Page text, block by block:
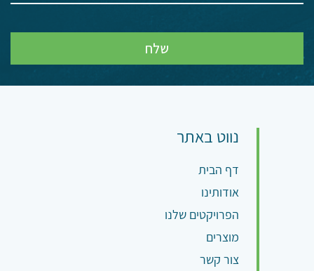
נווט באתר
דף הבית
אודותינו
הפרויקטים שלנו
מוצרים
צור קשר